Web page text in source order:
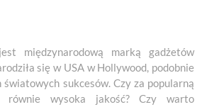
międzynarodową marką gadżetów
się w USA w Hollywood, podobnie
sukcesów. Czy za popularną
równie wysoka jakość? Czy warto